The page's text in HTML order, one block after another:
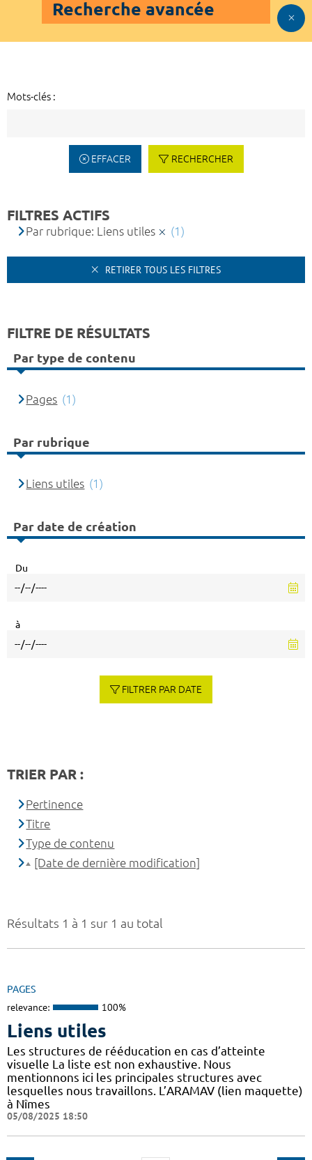
Recherche avancée
Mots-clés :
EFFACER RECHERCHER
Résultats 1 à 1 sur 1 au total
PAGES
relevance: 100%
Liens utiles
Les structures de rééducation en cas d’atteinte
visuelle La liste est non exhaustive. Nous
mentionnons ici les principales structures avec
lesquelles nous travaillons. L’ARAMAV (lien maquette)
à Nîmes
05/08/2025 18:50
FILTRES ACTIFS
Par rubrique: Liens utiles (1)
RETIRER TOUS LES FILTRES
FILTRE DE RÉSULTATS
Par type de contenu
Pages (1)
Par rubrique
Liens utiles (1)
Par date de création
Du
à
FILTRER PAR DATE
TRIER PAR :
Pertinence
Titre
Type de contenu
[Date de dernière modification]